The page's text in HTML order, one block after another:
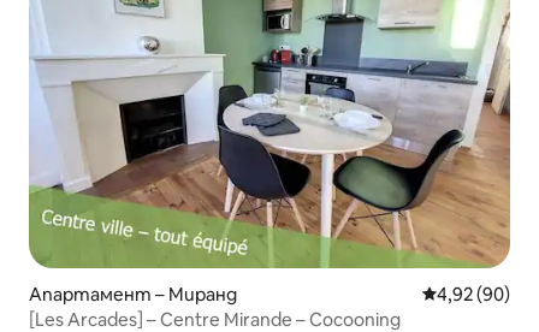
Апартамент – Миранд Средна
4,92 (90)
[Les Arcades] – Centre Mirande – Cocooning